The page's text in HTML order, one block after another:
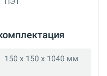
150 x 150 x 1040 мм